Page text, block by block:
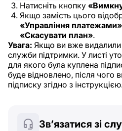
Натисніть кнопку
Якщо замість цього
«Управління платежами»
«Скасувати план».
Увага: Якщо ви вже видалили
служби підтримки. У листі
для якого була куплена
буде відновлено, після чого
підписку згідно з
Зв’язатися зі